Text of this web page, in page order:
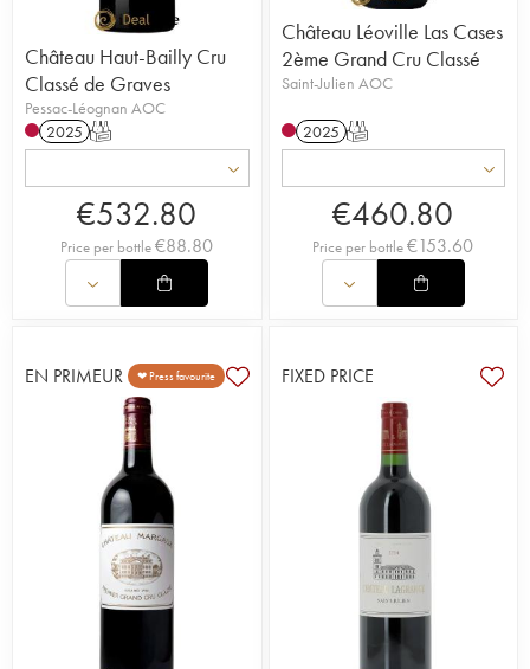
Château Haut-Bailly Cru
Classé de Graves
Pessac-Léognan AOC
2025 T
€532.80
Price per bottle€88.80
Château Léoville Las Cases
2ème Grand Cru Classé
Saint-Julien AOC
2025 T
€460.80
Price per bottle€153.60
EN PRIMEUR ❤ Press favourite FIXED PRICE